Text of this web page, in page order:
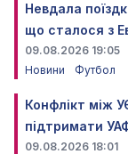
Невдала
що сталося з
09.08.2026 19:05
Новини
Футбол
Конфлікт між
підтримати
09.08.2026 18:01